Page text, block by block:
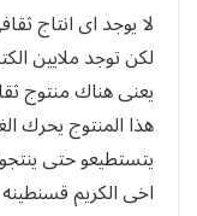
لا يوجد اى انتاج
لكن توجد ملايين
يعنى هناك منتوج
هذا المنتوج يحرك
يتستطيعو حتى
اخى الكريم قسنطينه